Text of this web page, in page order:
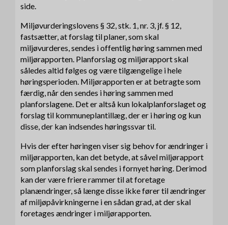
side.
Miljøvurderingslovens § 32, stk. 1, nr. 3, jf. § 12,
fastsætter, at forslag til planer, som skal
miljøvurderes, sendes i offentlig høring sammen med
miljørapporten. Planforslag og miljørapport skal
således altid følges og være tilgængelige i hele
høringsperioden. Miljørapporten er at betragte som
færdig, når den sendes i høring sammen med
planforslagene. Det er altså kun lokalplanforslaget og
forslag til kommuneplantillæg, der er i høring og kun
disse, der kan indsendes høringssvar til.
Hvis der efter høringen viser sig behov for ændringer i
miljørapporten, kan det betyde, at såvel miljørapport
som planforslag skal sendes i fornyet høring. Derimod
kan der være friere rammer til at foretage
planændringer, så længe disse ikke fører til ændringer
af miljøpåvirkningerne i en sådan grad, at der skal
foretages ændringer i miljørapporten.